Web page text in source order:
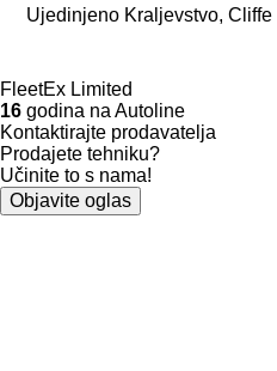
Ujedinjeno Kraljevstvo,
FleetEx Limited
16 godina na Autoline
Kontaktirajte prodavatelja
Prodajete tehniku?
Učinite to s nama!
Objavite oglas